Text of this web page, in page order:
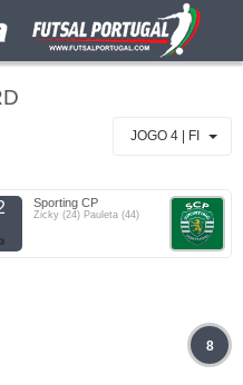
JOGO 4 | FI
Sporting CP
Zicky (24) Pauleta (44)
8